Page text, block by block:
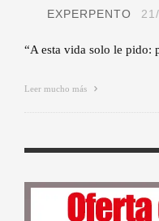
EXPERPENTO
“A esta vida solo le pido:
Leer mucho más